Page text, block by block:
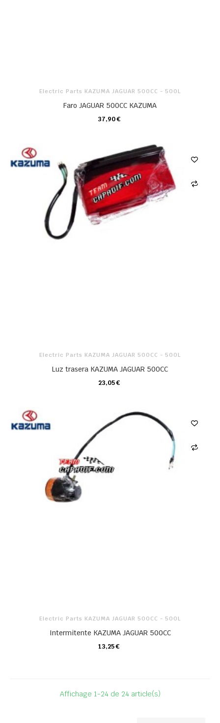
Electric Parts KAZUMA JAGUAR 500CC - 500L
Faro JAGUAR 500CC KAZUMA
37,90 €
CARRO
Electric Parts KAZUMA JAGUAR 500CC - 500L
Luz trasera KAZUMA JAGUAR 500CC
23,05 €
CARRO
Electric Parts KAZUMA JAGUAR 500CC - 500L
Intermitente KAZUMA JAGUAR 500CC
13,25 €
CARRO
Affichage 1-24 de 24 article(s)